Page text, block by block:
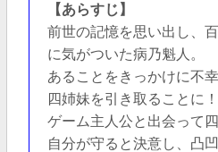
【あらすじ】
前世の記憶を思い出し、
に気がついた病乃魁人。
あることをきっかけに不
四姉妹を引き取ることに
ゲーム主人公と出会って
自分が守ると決意し、凸